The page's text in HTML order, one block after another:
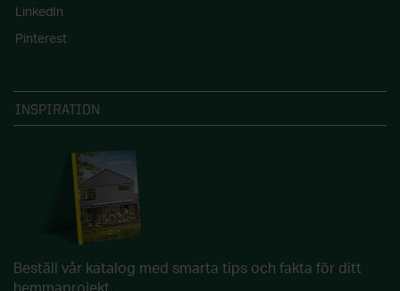
LinkedIn
Pinterest
INSPIRATION
Beställ vår katalog med smarta tips och fakta för ditt
hemmaprojekt.